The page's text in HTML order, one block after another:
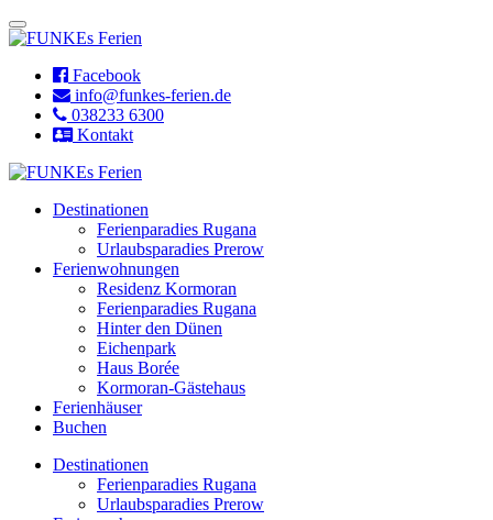
Facebook
info@funkes-ferien.de
038233 6300
Kontakt
Destinationen
Ferienparadies Rugana
Urlaubsparadies Prerow
Ferienwohnungen
Residenz Kormoran
Ferienparadies Rugana
Hinter den Dünen
Eichenpark
Haus Borée
Kormoran-Gästehaus
Ferienhäuser
Buchen
Destinationen
Ferienparadies Rugana
Urlaubsparadies Prerow